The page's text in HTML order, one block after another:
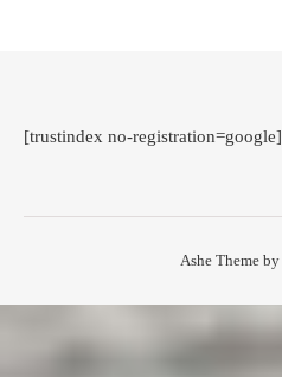
[trustindex no-registration=google]
Ashe Theme by